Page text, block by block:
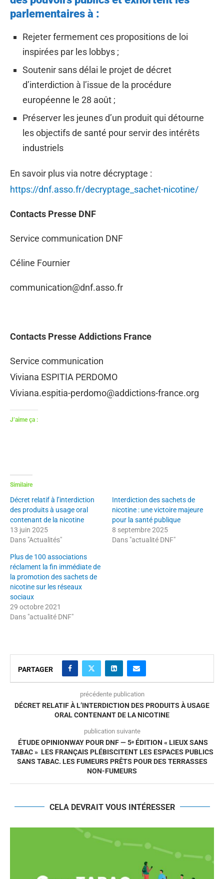
parlementaires à :
Rejeter fermement ces propositions de loi
inspirées par les lobbys ;
Soutenir sans délai le projet de décret
d’interdiction à l’issue de la procédure
européenne le 28 août ;
Préserver les jeunes d’un produit qui détourne
les objectifs de santé pour servir des intérêts
industriels
En savoir plus via notre décryptage :
https://dnf.asso.fr/decryptage_sachet-nicotine/
Contacts Presse DNF
Service communication DNF
Céline Fournier
communication@dnf.asso.fr
Contacts Presse Addictions France
Service communication
Viviana ESPITIA PERDOMO
Viviana.espitia-perdomo@addictions-france.org
J’aime ça :
Similaire
Décret relatif à l’interdiction
des produits à usage oral
contenant de la nicotine
13 juin 2025
Dans "Actualités"
Interdiction des sachets de
nicotine : une victoire majeure
pour la santé publique
8 septembre 2025
Dans "actualité DNF"
Plus de 100 associations
réclament la fin immédiate de
la promotion des sachets de
nicotine sur les réseaux
sociaux
29 octobre 2021
Dans "actualité DNF"
PARTAGER
précédente publication
DÉCRET RELATIF À L’INTERDICTION DES PRODUITS À USAGE
ORAL CONTENANT DE LA NICOTINE
publication suivante
ÉTUDE OPINIONWAY POUR DNF — 5ᵉ ÉDITION « LIEUX SANS
TABAC » LES FRANÇAIS PLÉBISCITENT LES ESPACES PUBLICS
SANS TABAC. LES FUMEURS PRÊTS POUR DES TERRASSES
NON-FUMEURS
CELA DEVRAIT VOUS INTÉRESSER